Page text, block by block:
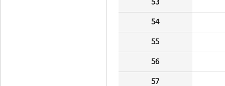
53
54
55
56
57